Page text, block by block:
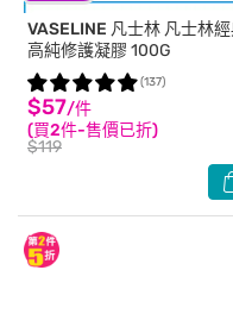
VASELINE 凡士林 凡士林
高純修護凝膠 100G
$57/件
(買2件-售價已折)
$119
(137)